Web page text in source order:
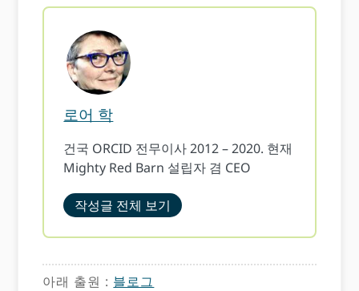
로어 학
건국 ORCID 전무이사 2012 – 2020. 현재
Mighty Red Barn 설립자 겸 CEO
작성글 전체 보기
아래 출원 : 블로그